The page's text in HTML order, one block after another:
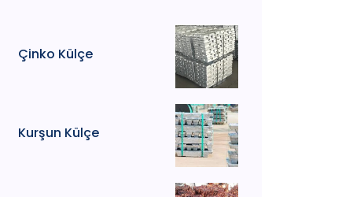
Çinko Külçe
Kurşun Külçe